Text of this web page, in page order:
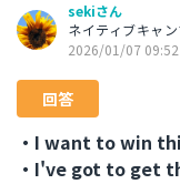
sekiさん
ネイティブキャ
2026/01/07 09:52
回答
・I want to win
・I've got to get